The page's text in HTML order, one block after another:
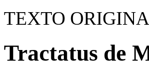
TEXTO
Tractatus de